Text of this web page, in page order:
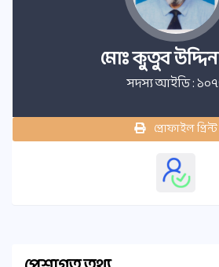
মোঃ কুতুব
সদস্য আইডি :
প্রোফাইল প্রিন্ট